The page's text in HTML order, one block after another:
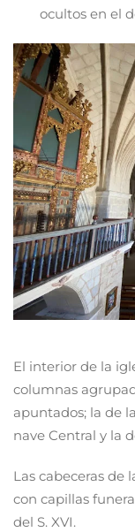
ocultos en el
El interior de la
columnas
apuntados; la de
nave Central y la
Las cabeceras de
con capillas
del S. XVI.